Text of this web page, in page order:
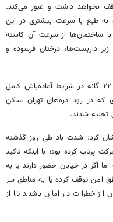
یک ساعت توقف نخواهد داشت و عبور می‌کند.
طبع با سرعت بیشتری در این
ساختمان‌ها از سرعت آن کاسته
داربست‌ها، درختان فرسوده و
نصیری اضافه‌کرد: هشدار صادر شده و مناطق ۲۲ گانه در شرایط آماده‌باش کامل
که در رود دره‌های تهران ساکن
تخلیه شدند.
کرد: شدت باد طی روز گذشته
پرتاب کرده بود؛ با اینکه تاکید
اگر در خیابان حضور دارند یا به
امن توقف کرده یا به مناطق سر
از خطرات در امان باشند تا از